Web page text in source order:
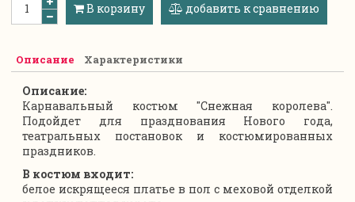
В корзину добавить к сравнению
Описание Характеристики
Описание:
Карнавальный костюм "Снежная королева".
Подойдет для празднования Нового года,
театральных постановок и костюмированных
праздников.
В костюм входит:
белое искрящееся платье в пол с меховой отделкой